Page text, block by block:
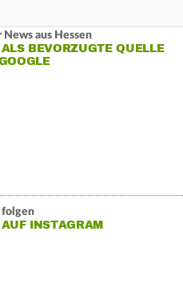
News aus Hessen
BEVORZUGTE QUELLE
folgen
INSTAGRAM